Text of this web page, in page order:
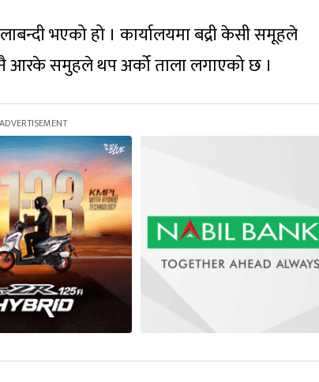
भएको हो । कार्यालयमा बद्री केसी समूहले
आरके समुहले थप अर्को ताला लगाएको छ ।